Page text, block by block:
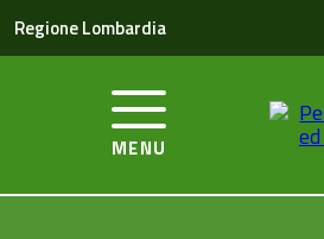
Regione Lombardia
MENU